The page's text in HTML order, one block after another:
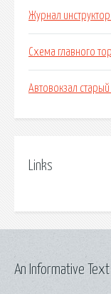
Журнал
Схема главного
Автовокзал
Links
An Informative